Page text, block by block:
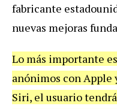
fabricante
nuevas mejoras
Lo más importante
anónimos con Apple
Siri, el usuario